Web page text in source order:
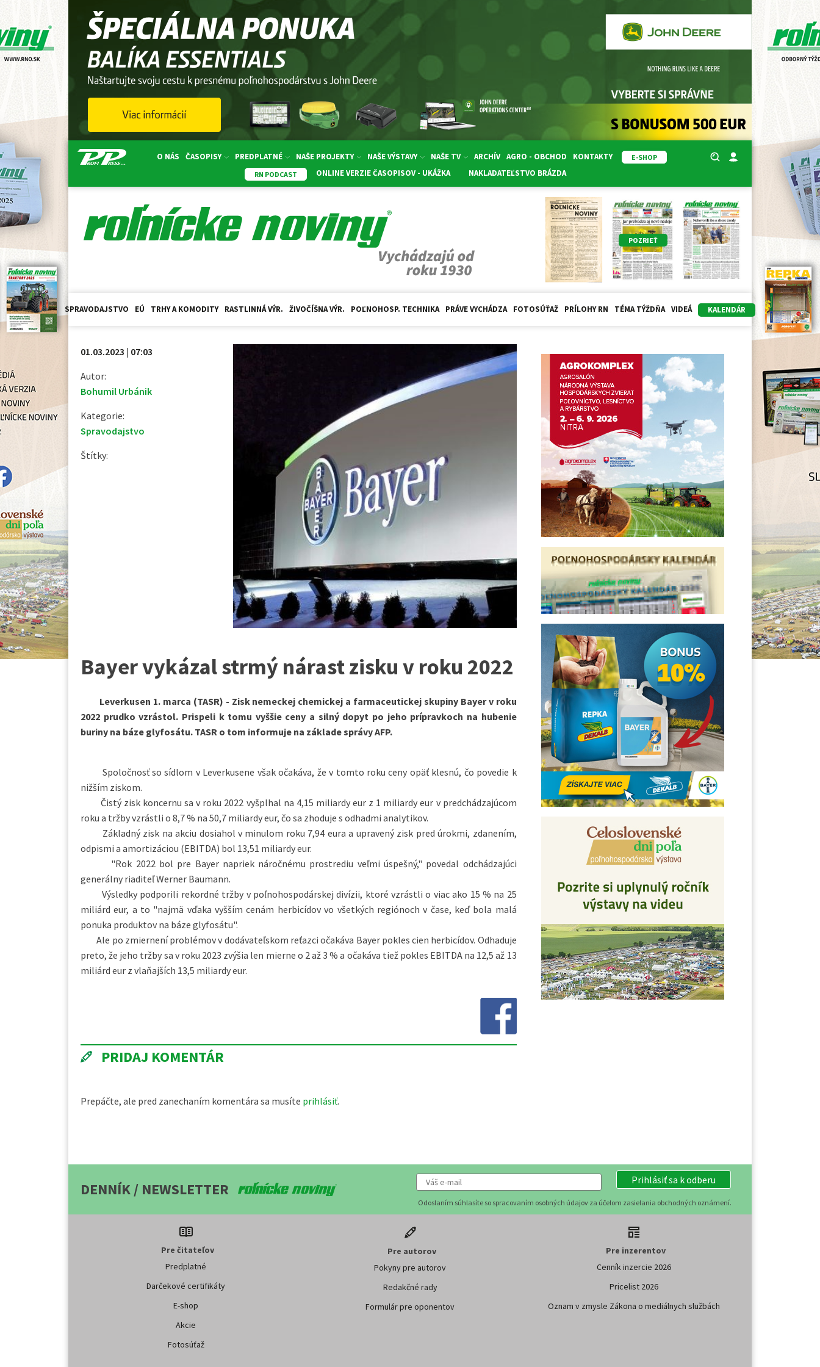
O NÁS ČASOPISY PREDPLATNÉ NAŠE PROJEKTY NAŠE VÝSTAVY NAŠE TV ARCHÍV AGRO - OBCHOD KONTAKTY
E-SHOP
RN PODCAST
ONLINE VERZIE ČASOPISOV - UKÁŽKA NAKLADATEĽSTVO BRÁZDA
POZRIEŤ
SPRAVODAJSTVO EÚ TRHY A KOMODITY RASTLINNÁ VÝR. ŽIVOČÍŠNA VÝR. POĽNOHOSP. TECHNIKA PRÁVE VYCHÁDZA FOTOSÚŤAŽ PRÍLOHY RN TÉMA TÝŽDŇA VIDEÁ KALENDÁR
01.03.2023 | 07:03
Autor:
Bohumil Urbánik
Kategorie:
Spravodajstvo
Štítky:
Bayer vykázal strmý nárast zisku v roku 2022
Leverkusen 1. marca (TASR) - Zisk nemeckej chemickej a farmaceutickej skupiny Bayer v roku
2022 prudko vzrástol. Prispeli k tomu vyššie ceny a silný dopyt po jeho prípravkoch na hubenie
buriny na báze glyfosátu. TASR o tom informuje na základe správy AFP.
Spoločnosť so sídlom v Leverkusene však očakáva, že v tomto roku ceny opäť klesnú, čo povedie k
nižším ziskom.
Čistý zisk koncernu sa v roku 2022 vyšplhal na 4,15 miliardy eur z 1 miliardy eur v predchádzajúcom
roku a tržby vzrástli o 8,7 % na 50,7 miliardy eur, čo sa zhoduje s odhadmi analytikov.
Základný zisk na akciu dosiahol v minulom roku 7,94 eura a upravený zisk pred úrokmi, zdanením,
odpismi a amortizáciou (EBITDA) bol 13,51 miliardy eur.
"Rok 2022 bol pre Bayer napriek náročnému prostrediu veľmi úspešný," povedal odchádzajúci
generálny riaditeľ Werner Baumann.
Výsledky podporili rekordné tržby v poľnohospodárskej divízii, ktoré vzrástli o viac ako 15 % na 25
miliárd eur, a to "najmä vďaka vyšším cenám herbicídov vo všetkých regiónoch v čase, keď bola malá
ponuka produktov na báze glyfosátu".
Ale po zmiernení problémov v dodávateľskom reťazci očakáva Bayer pokles cien herbicídov. Odhaduje
preto, že jeho tržby sa v roku 2023 zvýšia len mierne o 2 až 3 % a očakáva tiež pokles EBITDA na 12,5 až 13
miliárd eur z vlaňajších 13,5 miliardy eur.
PRIDAJ KOMENTÁR
Prepáčte, ale pred zanechaním komentára sa musíte prihlásiť.
DENNÍK / NEWSLETTER Prihlásiť sa k odberu
Odoslaním súhlasíte so spracovaním osobných údajov za účelom zasielania obchodných oznámení.
Pre čitateľov
Predplatné
Darčekové certifikáty
E-shop
Akcie
Fotosúťaž
Pre autorov
Pokyny pre autorov
Redakčné rady
Formulár pre oponentov
Pre inzerentov
Cenník inzercie 2026
Pricelist 2026
Oznam v zmysle Zákona o mediálnych službách